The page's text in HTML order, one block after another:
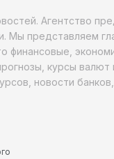
Агентство
Мы представляем
финансовые,
курсы валют
новости